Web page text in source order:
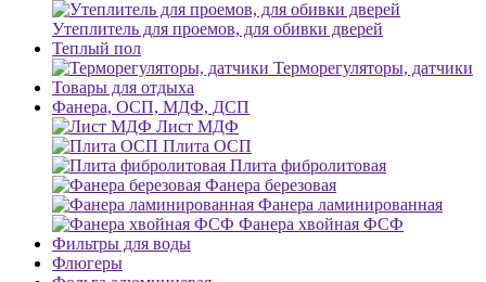
Утеплитель для проемов, для обивки дверей
Теплый пол
Терморегуляторы, датчики
Товары для отдыха
Фанера, ОСП, МДФ, ДСП
Лист МДФ
Плита ОСП
Плита фибролитовая
Фанера березовая
Фанера ламинированная
Фанера хвойная ФСФ
Фильтры для воды
Флюгеры